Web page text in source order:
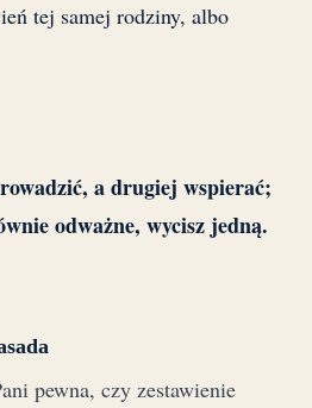
tej samej rodziny, albo
a drugiej wspierać;
odważne, wycisz jedną.
pewna, czy zestawienie